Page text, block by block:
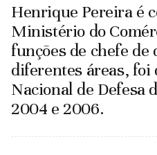
Henrique Pereira é
Ministério do
funções de chefe
diferentes áreas,
Nacional de Defesa
2004 e 2006.